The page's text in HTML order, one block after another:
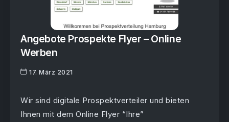
Angebote Prospekte Flyer – Online
Werben
17. März 2021
Wir sind digitale Prospektverteiler und bieten
Ihnen mit dem Online Flyer “Ihre”